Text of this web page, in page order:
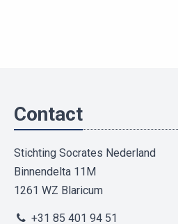
Contact
Stichting Socrates Nederland
Binnendelta 11M
1261 WZ Blaricum
+31 85 401 94 51